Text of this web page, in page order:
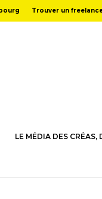
Trouver un
LE MÉDIA DES